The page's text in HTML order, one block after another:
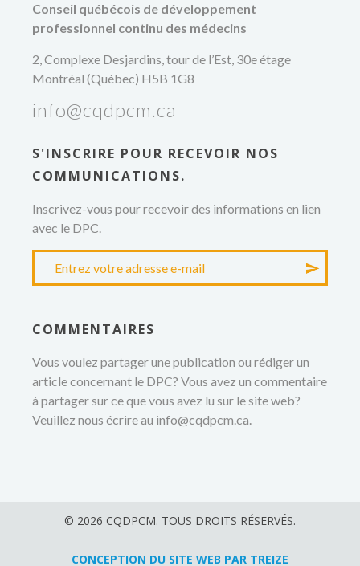
développement
Conseil québécois de développement
professionnel continu des médecins
2, Complexe Desjardins, tour de l’Est, 30e étage
Montréal (Québec) H5B 1G8
info@cqdpcm.ca
S'INSCRIRE POUR RECEVOIR NOS
COMMUNICATIONS.
Inscrivez-vous pour recevoir des informations en lien
avec le DPC.
COMMENTAIRES
Vous voulez partager une publication ou rédiger un
article concernant le DPC? Vous avez un commentaire
à partager sur ce que vous avez lu sur le site web?
Veuillez nous écrire au info@cqdpcm.ca.
© 2026 CQDPCM. TOUS DROITS RÉSERVÉS.
CONCEPTION DU SITE WEB PAR TREIZE